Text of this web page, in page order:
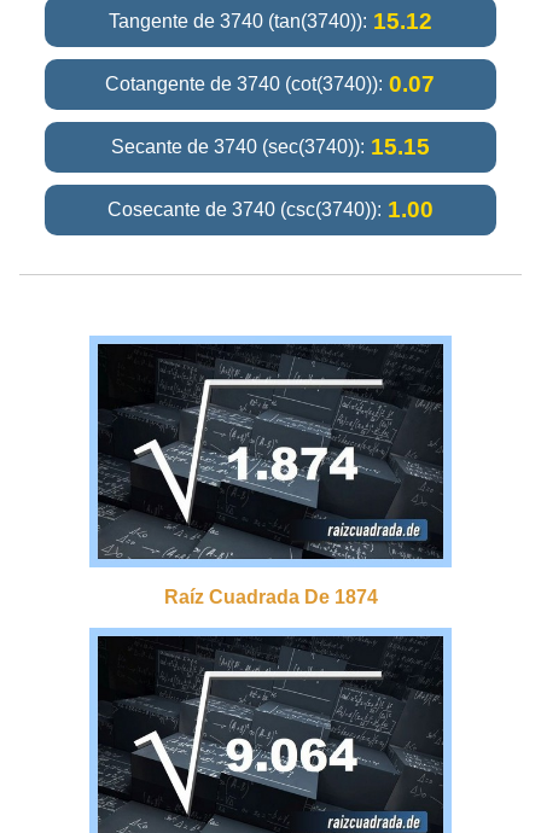
Tangente de 3740 (tan(3740)): 15.12
Cotangente de 3740 (cot(3740)): 0.07
Secante de 3740 (sec(3740)): 15.15
Cosecante de 3740 (csc(3740)): 1.00
Raíz Cuadrada De 1874